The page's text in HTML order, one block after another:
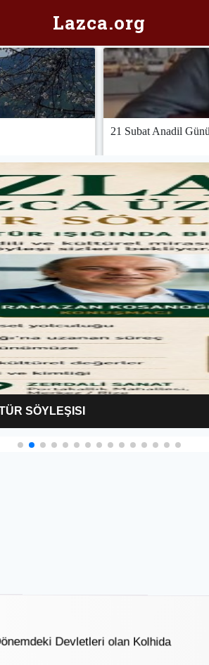
Lazca.org
21 Subat Anadil
SÖYLEŞISI
Devletleri olan Kolhida